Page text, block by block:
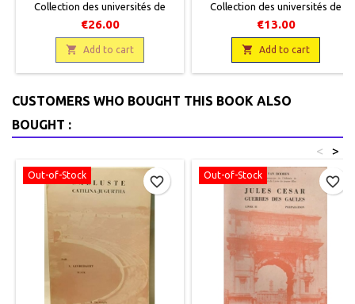
Collection des universités de
France, Les Belles Lettres, 1996,
13 x 20, 234 pages, relié,
occasion . Reliure éditeur
cartonné saumon. Bon état.
Quelques annotions (une dizaine
page dans Casina.
9782251011424
€26.00
 Add to cart
Collection des universités de
France, Les Belles Lettres, 1932,
13 x 19, XXXVIII + 132 pages,
broché, occasion. Bon état.
Papier jauni. Sans annotations.
€13.00
 Add to cart
CUSTOMERS WHO BOUGHT THIS BOOK ALSO
BOUGHT :
>
<
Out-of-Stock favorite_border Out-of-Stock favorite_border